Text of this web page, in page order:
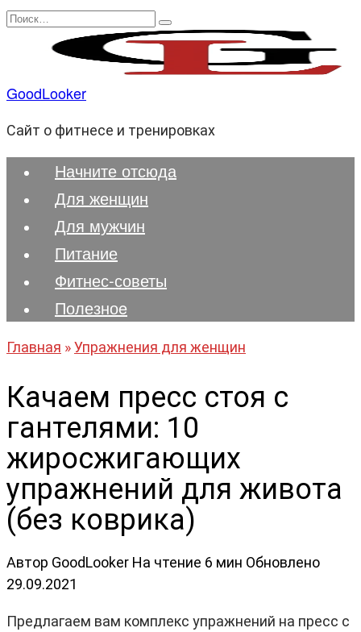
Перейти
содержанию
Search
GoodLooker
Сайт о фитнесе и тренировках
Начните отсюда
Для женщин
Для мужчин
Питание
Фитнес-советы
Полезноe
Главная »Упражнения для женщин
Качаем пресс стоя с
гантелями: 10
жиросжигающих
упражнений для живота
(без коврика)
Автор GoodLooker На чтение 6 мин Обновлено
29.09.2021
Предлагаем вам комплекс упражнений на пресс с